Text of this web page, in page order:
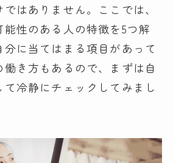
はありません。ここでは、
性のある人の特徴を5つ解
に当てはまる項目があって
き方もあるので、まずは自
冷静にチェックしてみまし